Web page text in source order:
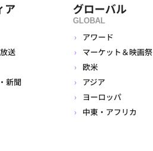
ア
送
新聞
グローバル
GLOBAL
アワード
マーケット＆映画祭
欧米
アジア
ヨーロッパ
中東・アフリカ